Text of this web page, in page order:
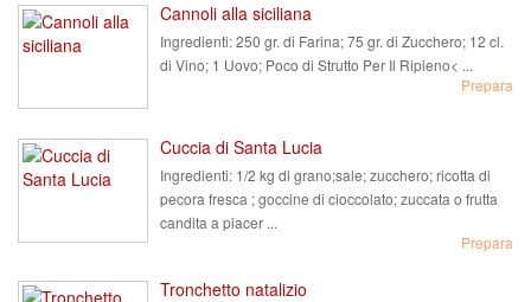
Cannoli alla siciliana
Ingredienti:250 gr. di Farina; 75 gr. di Zucchero; 12 cl.
di Vino; 1 Uovo; Poco di Strutto Per Il Ripieno< ...
Prepara
Cuccia di Santa Lucia
Ingredienti: 1/2 kg di grano;sale; zucchero; ricotta di
pecora fresca ; goccine di cioccolato; zuccata o frutta
candita a piacer ...
Prepara
Tronchetto natalizio